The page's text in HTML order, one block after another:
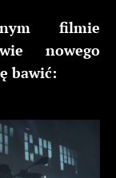
filmie
nowego
bawić: